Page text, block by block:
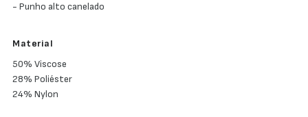
- Punho alto canelado
Material
50% Viscose
28% Poliéster
24% Nylon